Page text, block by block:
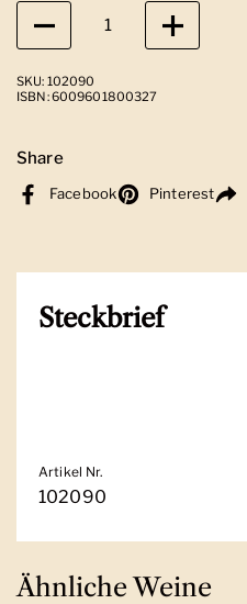
Anzahl
SKU: 102090
ISBN: 6009601800327
Share
Facebook Pinterest
Steckbrief
Artikel Nr.
102090
Ähnliche Weine